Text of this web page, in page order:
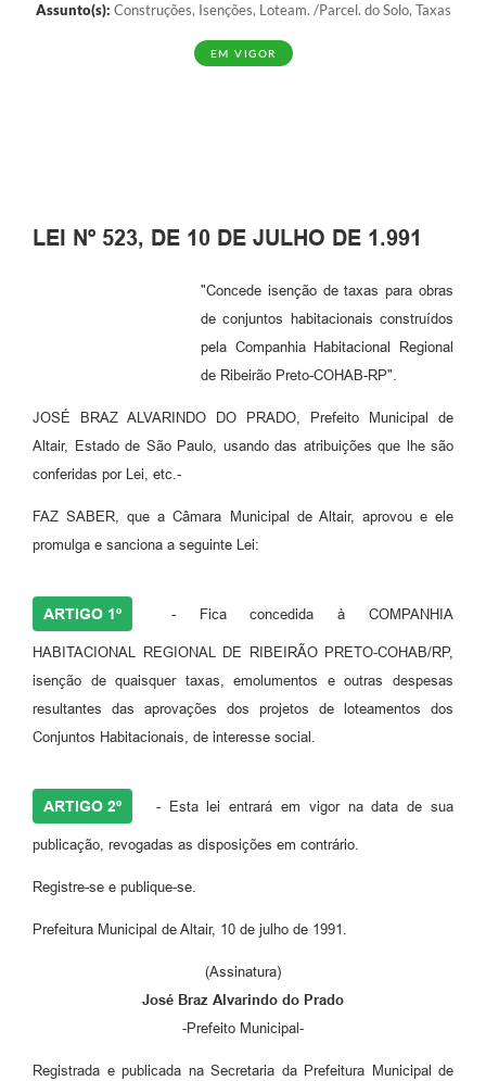
Assunto(s): Construções, Isenções, Loteam. /Parcel. do Solo, Taxas
EM VIGOR
LEI Nº 523, DE 10 DE JULHO DE 1.991
"Concede isenção de taxas para obras
de conjuntos habitacionais construídos
pela Companhia Habitacional Regional
de Ribeirão Preto-COHAB-RP".
JOSÉ BRAZ ALVARINDO DO PRADO, Prefeito Municipal de
Altair, Estado de São Paulo, usando das atribuições que lhe são
conferidas por Lei, etc.-
FAZ SABER, que a Câmara Municipal de Altair, aprovou e ele
promulga e sanciona a seguinte Lei:
ARTIGO 1º - Fica concedida à COMPANHIA
HABITACIONAL REGIONAL DE RIBEIRÃO PRETO-COHAB/RP,
isenção de quaisquer taxas, emolumentos e outras despesas
resultantes das aprovações dos projetos de loteamentos dos
Conjuntos Habitacionais, de interesse social.
ARTIGO 2º - Esta lei entrará em vigor na data de sua
publicação, revogadas as disposições em contrário.
Registre-se e publique-se.
Prefeitura Municipal de Altair, 10 de julho de 1991.
(Assinatura)
José Braz Alvarindo do Prado
-Prefeito Municipal-
Registrada e publicada na Secretaria da Prefeitura Municipal de